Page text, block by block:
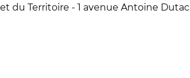
du Territoire - 1 avenue Antoine Dutac